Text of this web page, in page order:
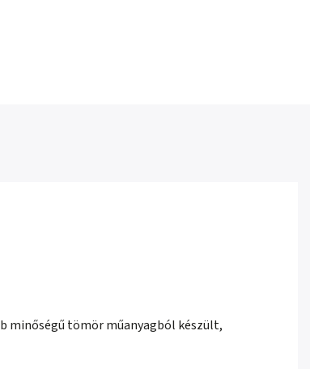
minőségű tömör műanyagból készült,